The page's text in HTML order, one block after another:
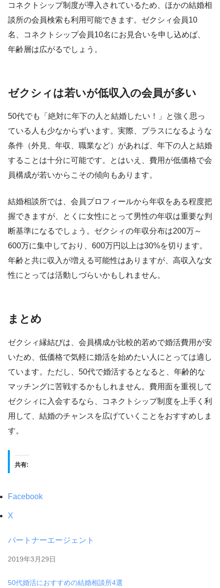
コネクトシップ制度が導入されているため、ほかの結婚相
談所の会員検索も利用可能できます。ゼクシィ会員10
名、コネクトシップ会員10名にお見合いを申し込めば、
年齢層は広がるでしょう。
ゼクシィは若いが低収入の会員が多い
50代でも「絶対に年下の人と結婚したい！」と強く思っ
ている人も少なからずいます。実際、プラスになるような
条件（外見、年収、職業など）があれば、年下の人と結婚
することは十分に可能です。とはいえ、費用が低価格で会
員構成が若いからこその傾向もあります。
結婚相談所では、会員プロフィールから年収をある程度把
握できますが、とくに女性にとって男性の年収は重要な判
断基準になるでしょう。ゼクシィの年収分布は200万～
600万に集中しており、600万円以上は30%を切ります。
年齢と共に収入が増える可能性はありますが、高収入な女
性にとっては活動しづらいかもしれません。
まとめ
ゼクシィ縁結びは、会員構成が比較的若めで婚活費用が安
いため、低価格で気軽に婚活を始めたい人にとっては適し
ています。ただし、50代で婚活するとなると、年齢的な
マッチングに苦戦するかもしれません。費用面を重視して
ゼクシィに入会するなら、コネクトシップ制度を上手く利
用して、結婚のチャンスを広げていくことをおすすめしま
す。
共有:
Facebook
X
パートナーエージェント
日付
2019年3月29日
関連理由
50代婚活におすすめの結婚相談所4選